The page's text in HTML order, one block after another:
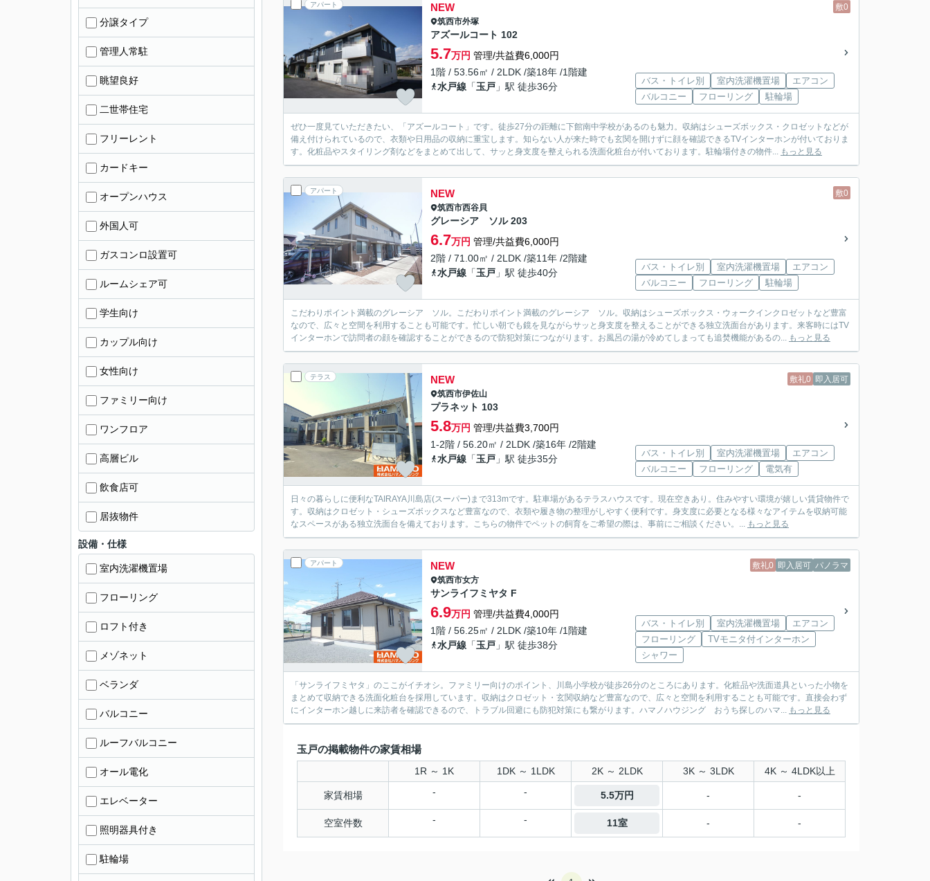
アパート 敷0
NEW
筑西市外塚
アズールコート 102
5.7万円 管理/共益費6,000円
1階 / 53.56㎡ / 2LDK /築18年 /1階建
水戸線 「玉戸 」駅 徒歩36分
バス・トイレ別 室内洗濯機置場
エアコン
バルコニー
フローリング 駐輪場
ぜひ一度見ていただきたい、「アズールコート」です。徒歩27分の距離に下館南中学校があるのも魅力。収納はシューズボックス・クロゼットなどが
備え付けられているので、衣類や日用品の収納に重宝します。知らない人が来た時でも玄関を開けずに顔を確認できるTVインターホンが付いておりま
す。化粧品やスタイリング剤などをまとめて出して、サッと身支度を整えられる洗面化粧台が付いております。駐輪場付きの物件... もっと見る
アパート 敷0
NEW
筑西市西谷貝
グレーシア ソル 203
6.7万円 管理/共益費6,000円
2階 / 71.00㎡ / 2LDK /築11年 /2階建
水戸線 「玉戸 」駅 徒歩40分
バス・トイレ別 室内洗濯機置場
エアコン
バルコニー
フローリング 駐輪場
こだわりポイント満載のグレーシア ソル。こだわりポイント満載のグレーシア ソル。収納はシューズボックス・ウォークインクロゼットなど豊富
なので、広々と空間を利用することも可能です。忙しい朝でも鏡を見ながらサッと身支度を整えることができる独立洗面台があります。来客時にはTV
インターホンで訪問者の顔を確認することができるので防犯対策につながります。お風呂の湯が冷めてしまっても追焚機能があるの... もっと見る
テラス 敷礼0 即入居可
NEW
筑西市伊佐山
プラネット 103
5.8万円 管理/共益費3,700円
1-2階 / 56.20㎡ / 2LDK /築16年 /2階建
水戸線 「玉戸 」駅 徒歩35分
バス・トイレ別 室内洗濯機置場
エアコン
バルコニー
フローリング 電気有
日々の暮らしに便利なTAIRAYA川島店(スーパー)まで313mです。駐車場があるテラスハウスです。現在空きあり。住みやすい環境が嬉しい賃貸物件で
す。収納はクロゼット・シューズボックスなど豊富なので、衣類や履き物の整理がしやすく便利です。身支度に必要となる様々なアイテムを収納可能
なスペースがある独立洗面台を備えております。こちらの物件でペットの飼育をご希望の際は、事前にご相談ください。... もっと見る
アパート 敷礼0 即入居可 パノラマ
NEW
筑西市女方
サンライフミヤタ F
6.9万円 管理/共益費4,000円
1階 / 56.25㎡ / 2LDK /築10年 /1階建
水戸線 「玉戸 」駅 徒歩38分
バス・トイレ別 室内洗濯機置場
エアコン
フローリング
TVモニタ付インターホン
シャワー
「サンライフミヤタ」のここがイチオシ。ファミリー向けのポイント、川島小学校が徒歩26分のところにあります。化粧品や洗面道具といった小物を
まとめて収納できる洗面化粧台を採用しています。収納はクロゼット・玄関収納など豊富なので、広々と空間を利用することも可能です。直接会わず
にインターホン越しに来訪者を確認できるので、トラブル回避にも防犯対策にも繋がります。ハマノハウジング おうち探しのハマ... もっと見る
玉戸の掲載物件の家賃相場
1R ～ 1K 1DK ～ 1LDK 2K ～ 2LDK 3K ～ 3LDK 4K ～ 4LDK以上
家賃相場 - - 5.5万円 - -
空室件数 - - 11室 - -
分譲タイプ
管理人常駐
眺望良好
二世帯住宅
フリーレント
カードキー
オープンハウス
外国人可
ガスコンロ設置可
ルームシェア可
学生向け
カップル向け
女性向け
ファミリー向け
ワンフロア
高層ビル
飲食店可
居抜物件
設備・仕様
室内洗濯機置場
フローリング
ロフト付き
メゾネット
ベランダ
バルコニー
ルーフバルコニー
オール電化
エレベーター
照明器具付き
駐輪場